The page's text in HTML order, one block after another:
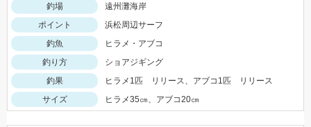
釣場
遠州灘海岸
ポイント
浜松周辺サーフ
釣魚
ヒラメ・アブコ
釣り方
ショアジギング
釣果
ヒラメ1匹 リリース、アブコ1匹 リリース
サイズ
ヒラメ35㎝、アブコ20㎝